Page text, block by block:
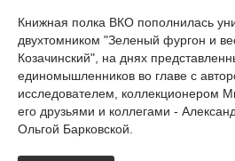
Книжная полка ВКО пополнилась
двухтомником "Зеленый фургон и
Козачинский", на днях
единомышленников во главе с
исследователем, коллекционером
его друзьями и коллегами -
Ольгой Барковской.